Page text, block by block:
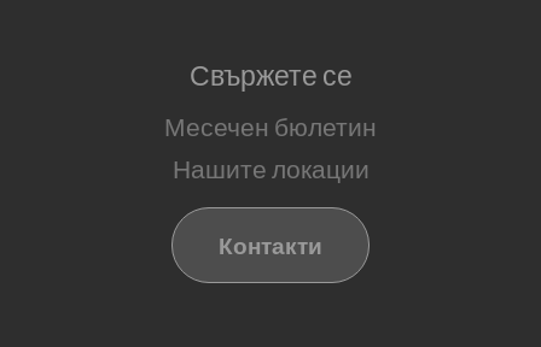
Свържете се
Месечен бюлетин
Нашите локации
Контакти